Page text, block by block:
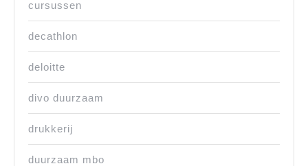
cursussen
decathlon
deloitte
divo duurzaam
drukkerij
duurzaam mbo